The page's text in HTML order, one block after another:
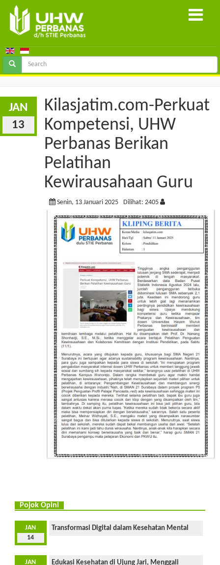
JAN
13
Kilasjatim.com-Perkuat
Kompetensi, UHW
Perbanas Berikan
Pelatihan
Kewirausahaan Guru
Senin, 13 Januari 2025 Dilihat: 2405
Pojok Opini
JAN
14
Transformasi Digital dalam Kesehatan Mental
JAN
Edukasi Kesehatan di Ujung Jari, Menggali